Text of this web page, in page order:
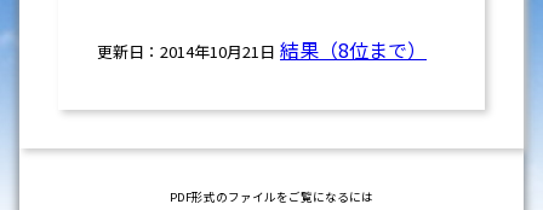
更新日：2014年10月21日 結果（8位まで）
PDF形式のファイルをご覧になるには